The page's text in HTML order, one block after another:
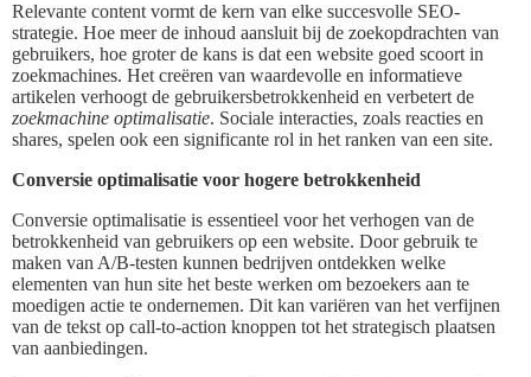
Relevante content vormt de kern van elke succesvolle SEO-
strategie. Hoe meer de inhoud aansluit bij de zoekopdrachten van
gebruikers, hoe groter de kans is dat een website goed scoort in
zoekmachines. Het creëren van waardevolle en informatieve
artikelen verhoogt de gebruikersbetrokkenheid en verbetert de
zoekmachine optimalisatie. Sociale interacties, zoals reacties en
shares, spelen ook een significante rol in het ranken van een site.
Conversie optimalisatie voor hogere betrokkenheid
Conversie optimalisatie is essentieel voor het verhogen van de
betrokkenheid van gebruikers op een website. Door gebruik te
maken van A/B-testen kunnen bedrijven ontdekken welke
elementen van hun site het beste werken om bezoekers aan te
moedigen actie te ondernemen. Dit kan variëren van het verfijnen
van de tekst op call-to-action knoppen tot het strategisch plaatsen
van aanbiedingen.